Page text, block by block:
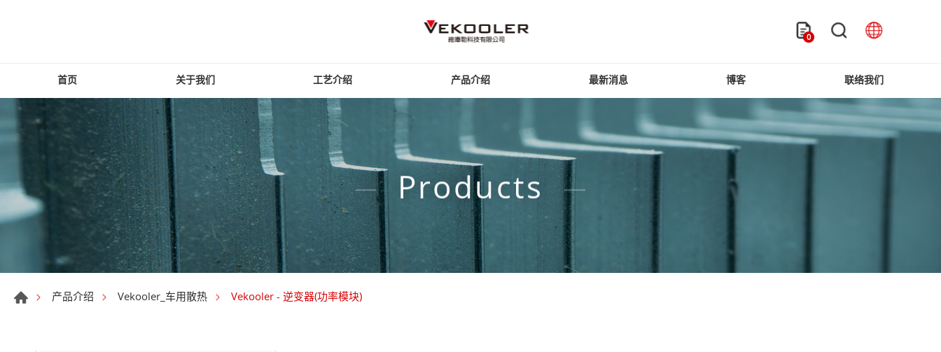
0
首页 关于我们 工艺介绍 产品介绍 最新消息 博客 联络我们
Products
产品介绍 Vekooler_车用散热 Vekooler - 逆变器(功率模块)